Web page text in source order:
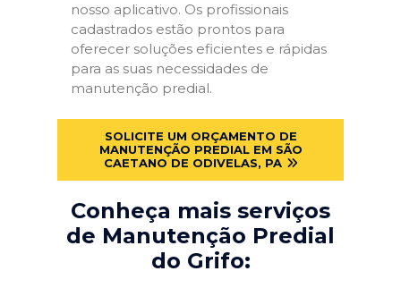
nosso aplicativo. Os profissionais
cadastrados estão prontos para
oferecer soluções eficientes e rápidas
para as suas necessidades de
manutenção predial.
SOLICITE UM ORÇAMENTO DE
MANUTENÇÃO PREDIAL EM SÃO
CAETANO DE ODIVELAS, PA
Conheça mais serviços
de Manutenção Predial
do Grifo: